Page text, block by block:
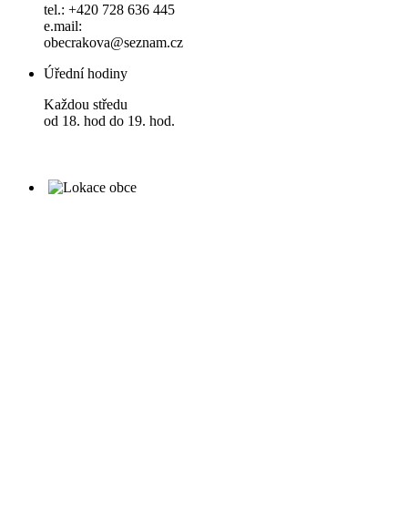
tel.: +420 728 636 445
e.mail:
obecrakova@seznam.cz
Úřední hodiny
Každou středu
od 18. hod do 19. hod.